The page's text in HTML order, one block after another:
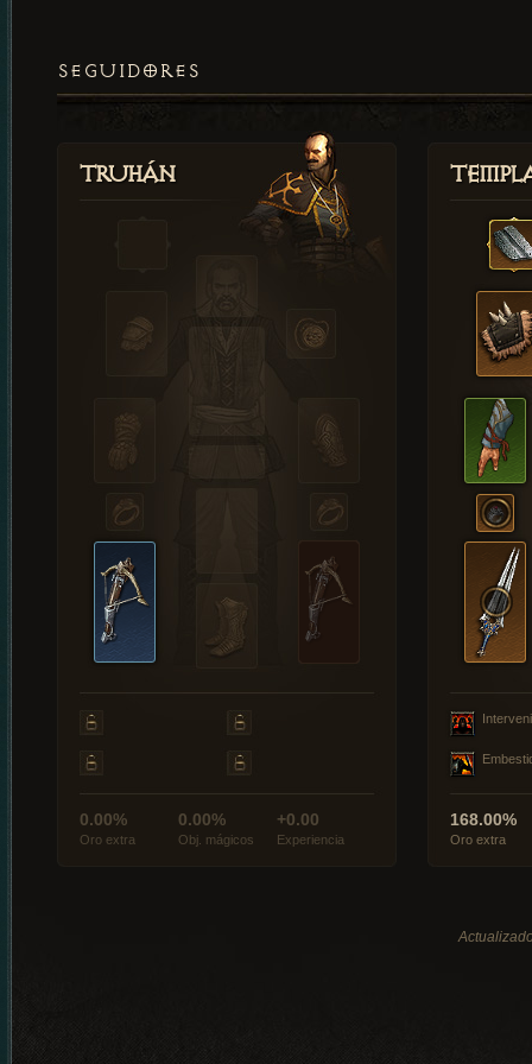
SEGUIDORES
Truhán
0.00%
Oro extra
0.00%
Obj. mágicos
+0.00
Experiencia
168.00%
Oro extra